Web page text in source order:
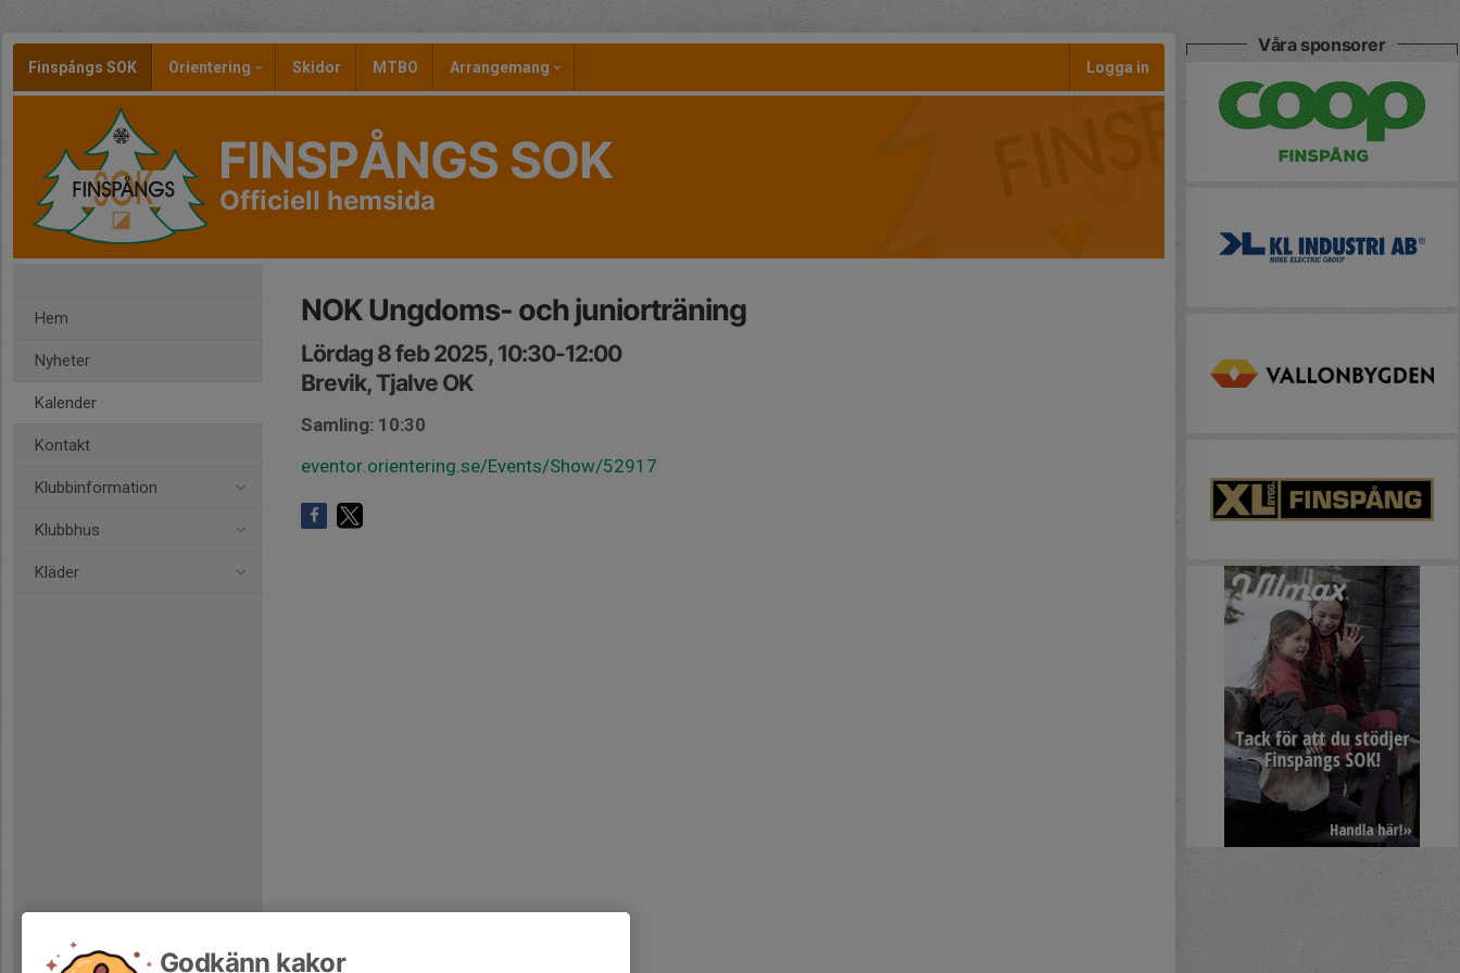
Finspångs SOK Orientering Skidor MTBO Arrangemang Logga in
FINSPÅNGS SOK
Officiell hemsida
Hem
Nyheter
Kalender
Kontakt
Klubbinformation
Klubbhus
Kläder
NOK Ungdoms- och juniorträning
Lördag 8 feb 2025, 10:30-12:00
Brevik, Tjalve OK
Samling: 10:30
eventor.orientering.se/Events/Show/52917
Våra sponsorer
Godkänn kakor